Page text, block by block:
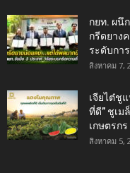
กยท. ผนึ
กรีดยาง
ระดับกา
สิงหาคม 7,
เจียไต๋ชู
ที่ดี” ชูเ
เกษตรกร
สิงหาคม 5,